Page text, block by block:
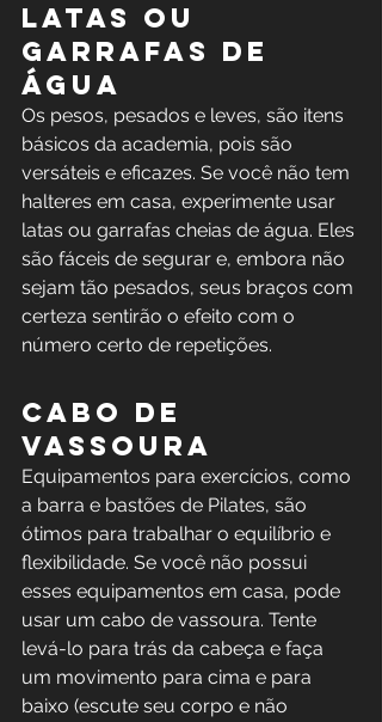
Latas ou
garrafas de
água
Os pesos, pesados e leves, são itens
básicos da academia, pois são
versáteis e eficazes. Se você não tem
halteres em casa, experimente usar
latas ou garrafas cheias de água. Eles
são fáceis de segurar e, embora não
sejam tão pesados, seus braços com
certeza sentirão o efeito com o
número certo de repetições.
Cabo de
vassoura
Equipamentos para exercícios, como
a barra e bastões de Pilates, são
ótimos para trabalhar o equilíbrio e
flexibilidade. Se você não possui
esses equipamentos em casa, pode
usar um cabo de vassoura. Tente
levá-lo para trás da cabeça e faça
um movimento para cima e para
baixo (escute seu corpo e não